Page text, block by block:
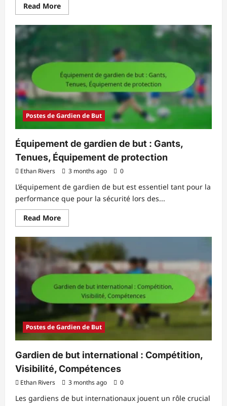
Read MoreRead
more
Sweeper
:
Contrôle
ballon,
Passes,
Prise
de
décision
Postes de Gardien de But
Équipement de gardien de but : Gants,
Tenues, Équipement de protection
Ethan Rivers 3 months ago 0
L’équipement de gardien de but est essentiel tant pour la
performance que pour la sécurité lors des...
Read MoreRead
more
Équipement
gardien
de
but
:
Tenues,
Équipement
de
protection
Postes de Gardien de But
Gardien de but international : Compétition,
Visibilité, Compétences
Ethan Rivers 3 months ago 0
Les gardiens de but internationaux jouent un rôle crucial